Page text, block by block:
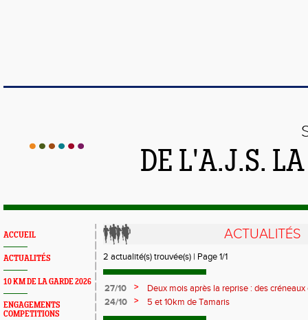
DE L'A.J.S.
ACCUEIL
ACTUALITÉS
10 KM DE LA GARDE 2026
ENGAGEMENTS
COMPETITIONS
ACTUALITÉS
2 actualité(s) trouvée(s) | Page 1/1
27/10 >
Deux mois après la reprise : des
jeunes !
24/10 > 5 et 10km de Tamaris